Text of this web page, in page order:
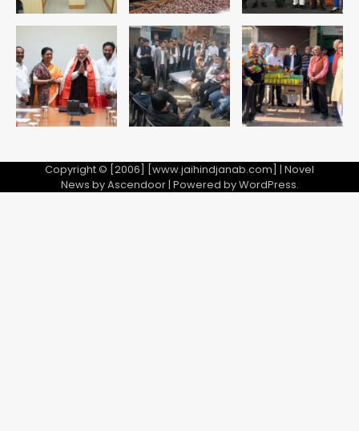
1
Team JHJ
2
अब पहला स्थान हासिल करना लक्ष्य: डीएम
Team JHJ
फरार आरोपी
Team JHJ
Copyright © [2006] [www.jaihindjanab.com] | Novel
News byAscendoor| Powered byWordPress.